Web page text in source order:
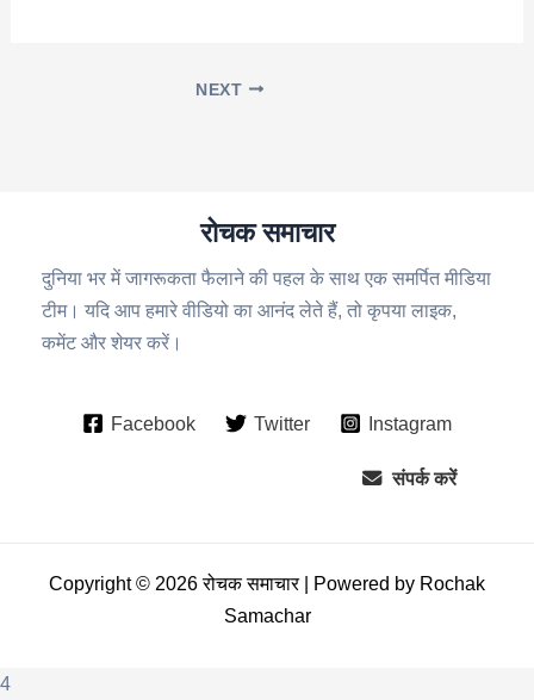
NEXT
रोचक समाचार
दुनिया भर में जागरूकता फैलाने की पहल के साथ एक समर्पित मीडिया
टीम। यदि आप हमारे वीडियो का आनंद लेते हैं, तो कृपया लाइक,
कमेंट और शेयर करें।
Facebook Twitter Instagram
संपर्क करें
Copyright © 2026 रोचक समाचार | Powered by Rochak
Samachar
4